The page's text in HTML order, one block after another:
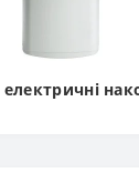
електричні